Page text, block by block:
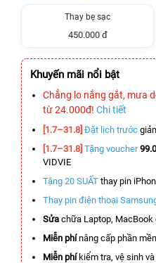
Thay bẹ sạc
450.000 đ
Khuyến mãi nổi bật
Chẳng lo nắng gắt, mưa
từ 24.000đ! Chi tiết
[1.7–31.8] Đặt lịch trước
[1.7–31.8] Tặng voucher
VIDVIE
Tặng 20 SUẤT thay pin
Thay pin điện thoại
Sửa chữa Laptop, MacBook
Miễn phínâng cấp phần
Miễn phíkiểm tra, vệ sinh